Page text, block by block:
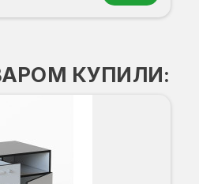
КУПИЛИ: